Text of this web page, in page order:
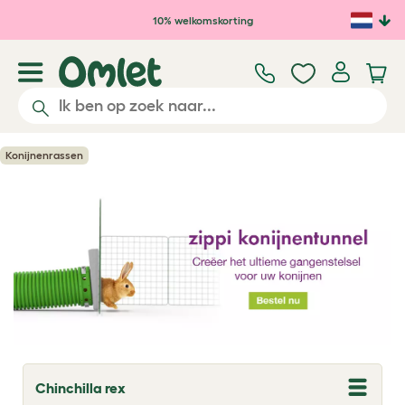
Ga naar de hoofdinhoud
10% welkomskorting
Konijnenrassen
Chinchilla rex
T